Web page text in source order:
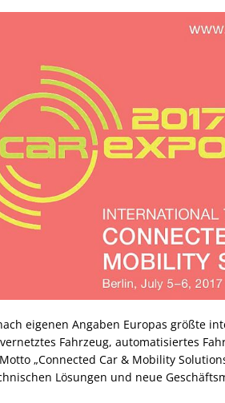
eigenen Angaben Europas größte
Fahrzeug, automatisiertes
„Connected Car & Mobility
Lösungen und neue